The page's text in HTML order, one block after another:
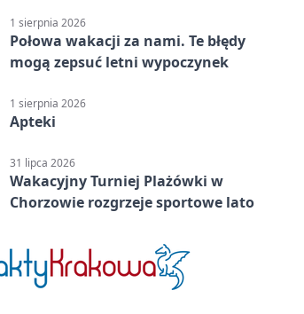
1 sierpnia 2026
Połowa wakacji za nami. Te błędy
mogą zepsuć letni wypoczynek
1 sierpnia 2026
Apteki
31 lipca 2026
Wakacyjny Turniej Plażówki w
Chorzowie rozgrzeje sportowe lato